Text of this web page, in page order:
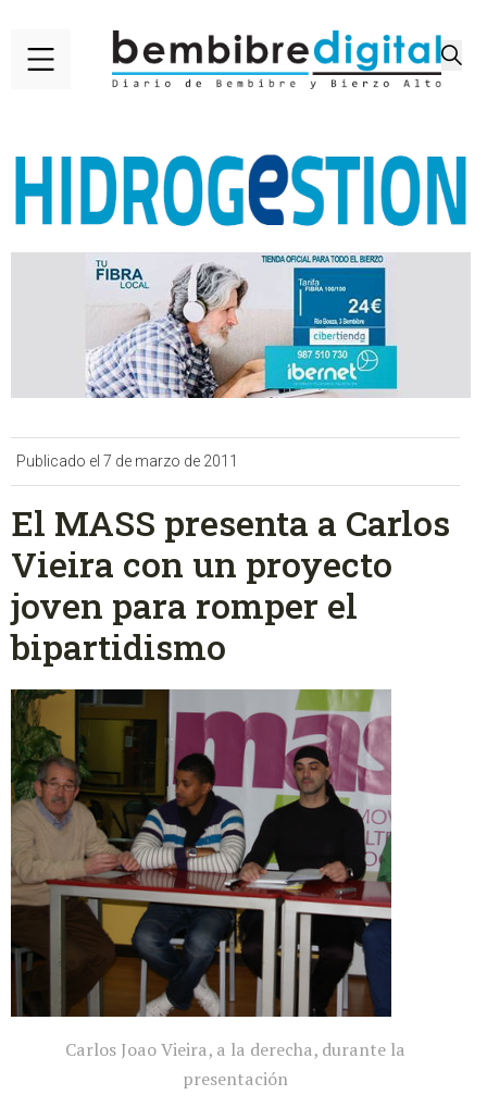
Publicado el 7 de marzo de 2011
El MASS presenta a Carlos
Vieira con un proyecto
joven para romper el
bipartidismo
Carlos Joao Vieira, a la derecha, durante la
presentación